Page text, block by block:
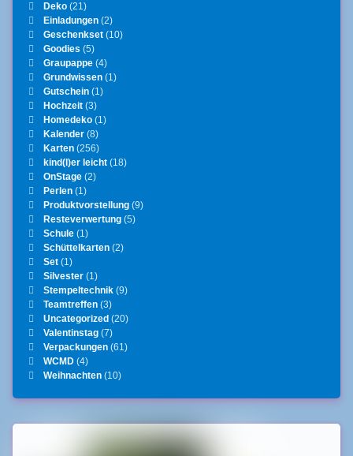
Deko(21)
Einladungen(2)
Geschenkset(10)
Goodies (5)
Graupappe(4)
Grundwissen(1)
Gutschein(1)
Hochzeit(3)
Homedeko(1)
Kalender(8)
Karten(256)
kind(l)er leicht(18)
OnStage(2)
Perlen(1)
Produktvorstellung(9)
Resteverwertung(5)
Schule(1)
Schüttelkarten(2)
Set(1)
Silvester(1)
Stempeltechnik(9)
Teamtreffen(3)
Uncategorized (20)
Valentinstag(7)
Verpackungen(61)
WCMD(4)
Weihnachten(10)